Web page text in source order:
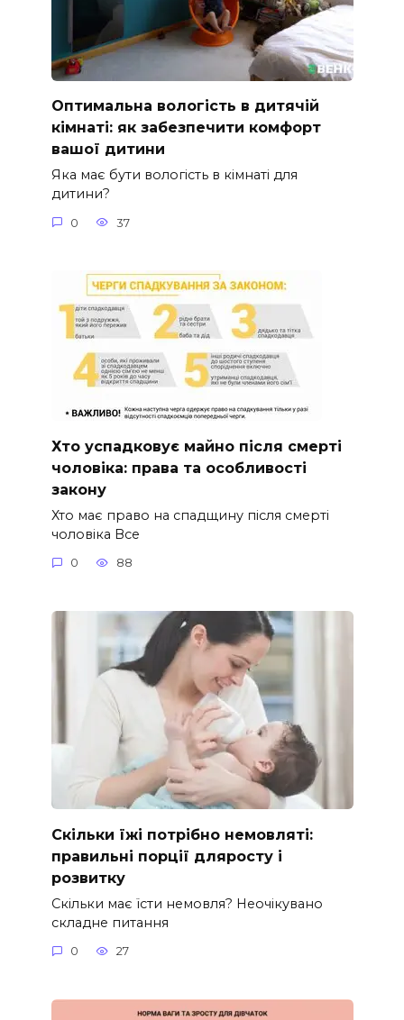
Оптимальна вологість в дитячій
кімнаті: як забезпечити комфорт
вашої дитини
Яка має бути вологість в кімнаті для
дитини?
0 37
Хто успадковує майно після смерті
чоловіка: права та особливості
закону
Хто має право на спадщину після смерті
чоловіка Все
0 88
Скільки їжі потрібно немовляті:
правильні порції дляросту і
розвитку
Скільки має їсти немовля? Неочікувано
складне питання
0 27